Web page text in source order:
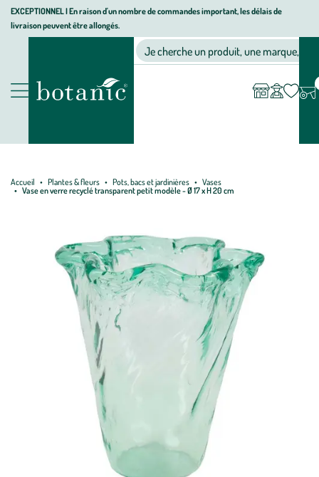
Aller
Aller
au
Aller
au
page
EXCEPTIONNEL I En raison d'un nombre de commandes important, les délais de
livraison peuvent être allongés.
Nos produits
Jardinerie écologique, animalerie, décoration, alimentation bio
Je cherche un produit, une marque, un
compte
Accueil Plantes & fleurs Pots, bacs et jardinières
Vases
Vase en verre recyclé transparent petit modèle - Ø 17 x H 20 cm